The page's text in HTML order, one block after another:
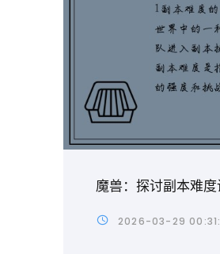
魔兽：探讨副本难
2026-03-29